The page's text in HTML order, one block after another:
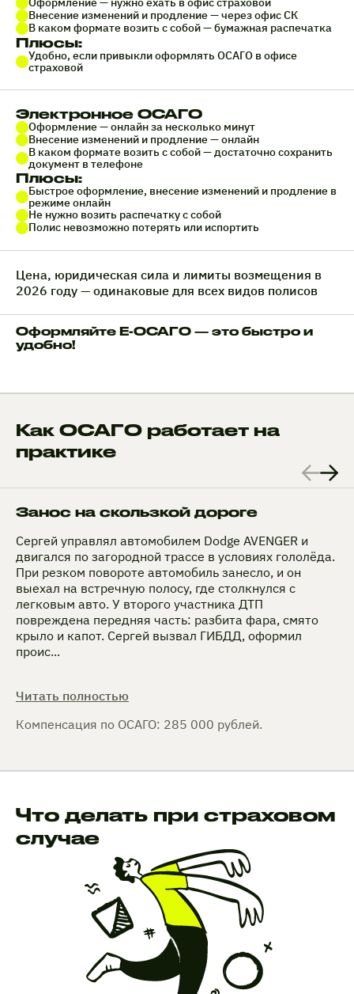
Внесение изменений и продление — через офис СК
В каком формате возить с собой — бумажная распечатка
Плюсы:
Удобно, если привыкли оформлять ОСАГО в офисе
страховой
Электронное ОСАГО
Оформление — онлайн за несколько минут
Внесение изменений и продление — онлайн
В каком формате возить с собой — достаточно сохранить
документ в телефоне
Плюсы:
Быстрое оформление, внесение изменений и продление в
режиме онлайн
Не нужно возить распечатку с собой
Полис невозможно потерять или испортить
Цена, юридическая сила и лимиты возмещения в
2026 году — одинаковые для всех видов полисов
Оформляйте Е-ОСАГО — это быстро и
удобно!
Как ОСАГО работает на
практике
Занос на скользкой дороге
Сергей управлял автомобилем Dodge AVENGER и
двигался по загородной трассе в условиях гололёда.
При резком повороте автомобиль занесло, и он
выехал на встречную полосу, где столкнулся с
легковым авто. У второго участника ДТП
повреждена передняя часть: разбита фара, смято
крыло и капот. Сергей вызвал ГИБДД, оформил
проис...
Читать полностью
Компенсация по ОСАГО: 285 000 рублей.
Что делать при страховом
случае